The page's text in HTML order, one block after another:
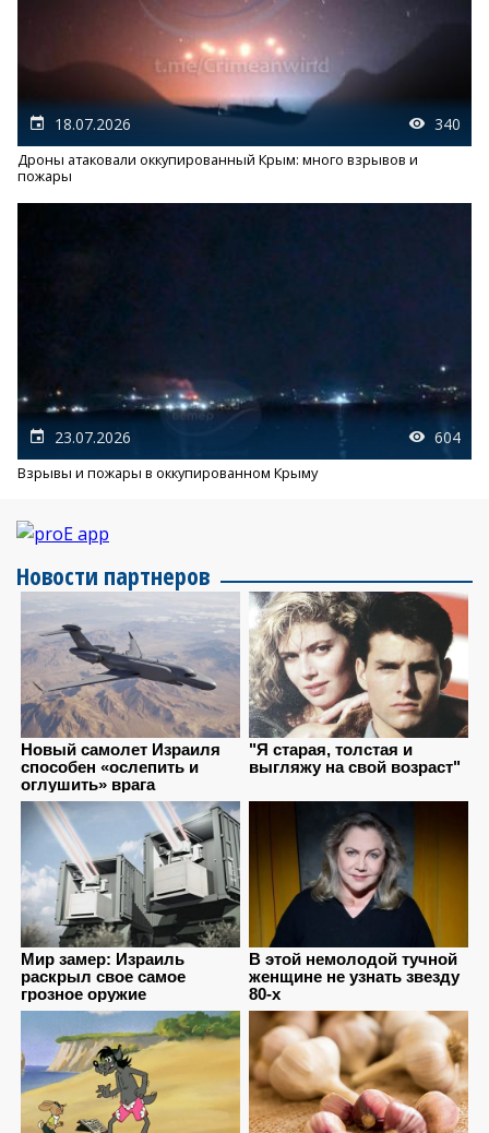
18.07.2026 340
Дроны атаковали оккупированный Крым: много взрывов и
пожары
23.07.2026 604
Взрывы и пожары в оккупированном Крыму
Новости партнеров